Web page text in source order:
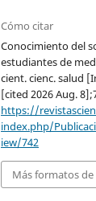
Cómo citar
Conocimiento del
estudiantes de
cient. cienc. salud
[cited 2026 Aug.
https://
index.php/
iew/742
Más formatos de